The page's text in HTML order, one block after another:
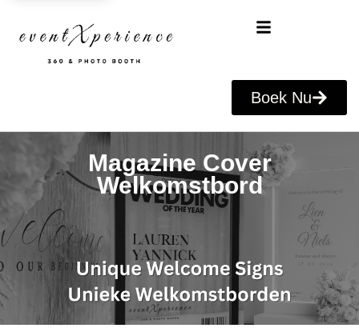
Boek Nu
Magazine Cover
Welkomstbord
welkomstbord huren bruiloft